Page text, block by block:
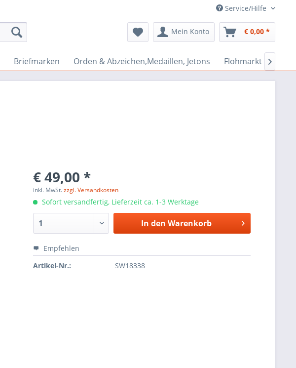
Service/Hilfe
Mein Konto € 0,00 *
Briefmarken Orden & Abzeichen,Medaillen, Jetons Flohmarkt Bazar

€ 49,00 *
inkl. MwSt.zzgl. Versandkosten
Sofort versandfertig, Lieferzeit ca. 1-3 Werktage
In den Warenkorb
Empfehlen
Artikel-Nr.:
SW18338